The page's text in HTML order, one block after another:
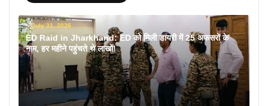
July 31, 2026
ED Raid in Jharkhand: ED को मिली डायरी में 25 अफसरों के
नाम, हर महीने पहुंचते थे लाखों!